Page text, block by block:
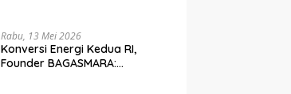
Rabu, 13 Mei 2026
Konversi Energi Kedua RI,
Founder BAGASMARA: